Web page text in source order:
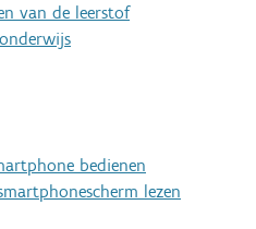
van de leerstof
bedienen
lezen